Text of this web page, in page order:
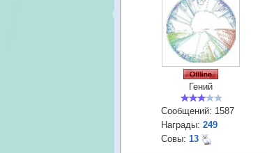
Гений
Сообщений: 1587
Награды: 249
Совы: 13